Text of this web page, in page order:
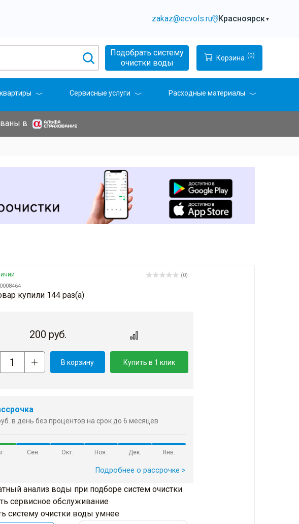
zakaz@ecvols.ru Красноярск▼
Подобрать систему
очистки воды
Корзина (0)
Сервисные услуги Расходные материалы
в
(0)
купили 144 раз(a)
200 руб.
В корзину Купить в 1 клик
в день без процентов на срок до 6 месяцев
Сен. Окт. Ноя. Дек. Янв.
Подробнее о рассрочке >
анализ воды при подборе систем очистки
сервисное обслуживание
систему очистки воды умнее